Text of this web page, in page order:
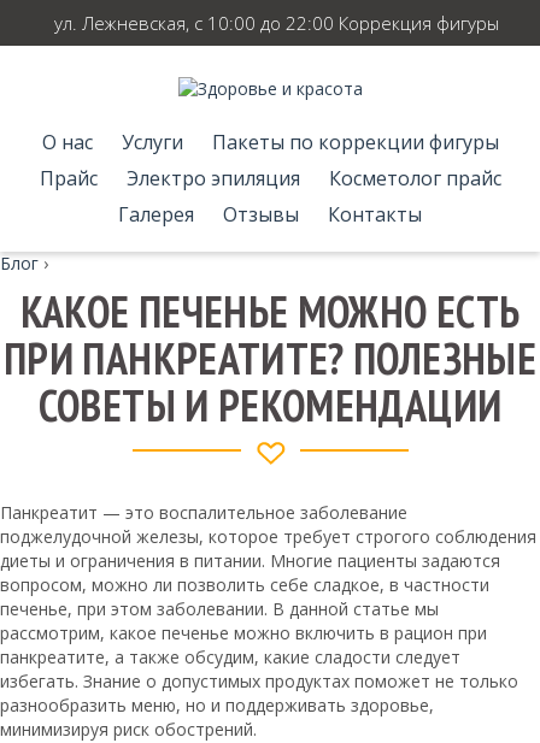
ул. Лежневская, с 10:00 до 22:00 Коррекция фигуры
О нас Услуги
Пакеты по коррекции фигуры
Прайс
Электро эпиляция
Косметолог прайс
Галерея
Отзывы Контакты
Блог ›
КАКОЕ ПЕЧЕНЬЕ МОЖНО ЕСТЬ
ПРИ ПАНКРЕАТИТЕ? ПОЛЕЗНЫЕ
СОВЕТЫ И РЕКОМЕНДАЦИИ
Панкреатит — это воспалительное заболевание
поджелудочной железы, которое требует строгого соблюдения
диеты и ограничения в питании. Многие пациенты задаются
вопросом, можно ли позволить себе сладкое, в частности
печенье, при этом заболевании. В данной статье мы
рассмотрим, какое печенье можно включить в рацион при
панкреатите, а также обсудим, какие сладости следует
избегать. Знание о допустимых продуктах поможет не только
разнообразить меню, но и поддерживать здоровье,
минимизируя риск обострений.